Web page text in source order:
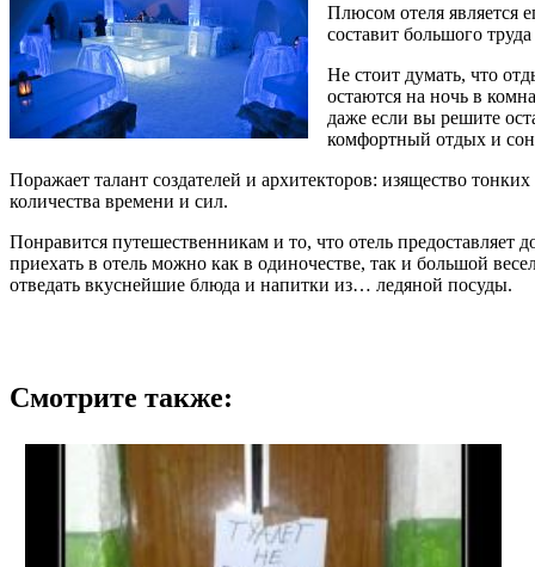
Плюсом отеля является
составит большого
Не стоит думать, что
остаются на ночь в
даже если вы решите
комфортный отдых и сон
Поражает талант создателей и архитекторов: изящество
количества времени и сил.
Понравится путешественникам и то, что отель
приехать в отель можно как в одиночестве, так и большой
отведать вкуснейшие блюда и напитки из… ледяной посуды.
Смотрите также: